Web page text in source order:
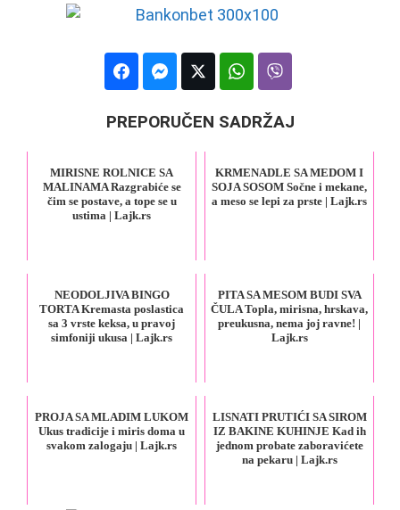
PREPORUČEN SADRŽAJ
MIRISNE ROLNICE SA
MALINAMA Razgrabiće se
čim se postave, a tope se u
ustima | Lajk.rs
KRMENADLE SA MEDOM I
SOJA SOSOM Sočne i mekane,
a meso se lepi za prste | Lajk.rs
NEODOLJIVA BINGO
TORTA Kremasta poslastica
sa 3 vrste keksa, u pravoj
simfoniji ukusa | Lajk.rs
PITA SA MESOM BUDI SVA
ČULA Topla, mirisna, hrskava,
preukusna, nema joj ravne! |
Lajk.rs
PROJA SA MLADIM LUKOM
Ukus tradicije i miris doma u
svakom zalogaju | Lajk.rs
LISNATI PRUTIĆI SA SIROM
IZ BAKINE KUHINJE Kad ih
jednom probate zaboravićete
na pekaru | Lajk.rs